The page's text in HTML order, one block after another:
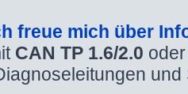
freue mich über
CAN TP 1.6/2.0